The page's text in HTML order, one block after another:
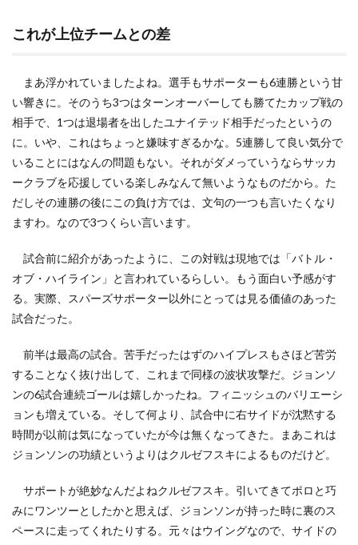
これが上位チームとの差
まあ浮かれていましたよね。選手もサポーターも6連勝という甘
い響きに。そのうち3つはターンオーバーしても勝てたカップ戦の
相手で、1つは退場者を出したユナイテッド相手だったというの
に。いや、これはちょっと嫌味すぎるかな。5連勝して良い気分で
いることにはなんの問題もない。それがダメっていうならサッカ
ークラブを応援している楽しみなんて無いようなものだから。た
だしその連勝の後にこの負け方では、文句の一つも言いたくなり
ますわ。なので3つくらい言います。
試合前に紹介があったように、この対戦は現地では「バトル・
オブ・ハイライン」と言われているらしい。もう面白い予感がす
る。実際、スパーズサポーター以外にとっては見る価値のあった
試合だった。
前半は最高の試合。苦手だったはずのハイプレスもさほど苦労
することなく抜け出して、これまで同様の波状攻撃だ。ジョンソ
ンの6試合連続ゴールは嬉しかったね。フィニッシュのバリエーシ
ョンも増えている。そして何より、試合中に右サイドが沈黙する
時間が以前は気になっていたが今は無くなってきた。まあこれは
ジョンソンの功績というよりはクルゼフスキによるものだけど。
サポートが絶妙なんだよねクルゼフスキ。引いてきてポロと巧
みにワンツーとしたかと思えば、ジョンソンが持った時に裏のス
ペースに走ってくれたりする。元々はウイングなので、サイドの